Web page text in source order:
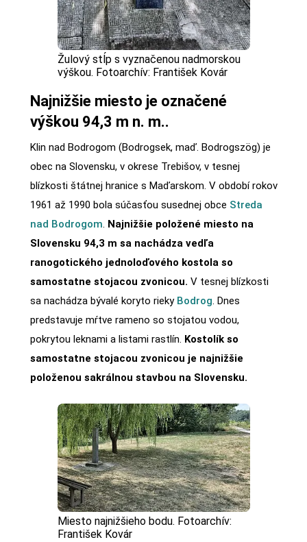
Žulový stĺp s vyznačenou nadmorskou
výškou. Fotoarchív: František Kovár
Najnižšie miesto je označené
výškou 94,3 m n. m..
Klin nad Bodrogom (Bodrogsek, maď. Bodrogszög) je
obec na Slovensku, v okrese Trebišov, v tesnej
blízkosti štátnej hranice s Maďarskom. V období rokov
1961 až 1990 bola súčasťou susednej obce Streda
nad Bodrogom. Najnižšie položené miesto na
Slovensku 94,3 m sa nachádza vedľa
ranogotického jednoloďového kostola so
samostatne stojacou zvonicou. V tesnej blízkosti
sa nachádza bývalé koryto rieky Bodrog. Dnes
predstavuje mŕtve rameno so stojatou vodou,
pokrytou leknami a listami rastlín. Kostolík so
samostatne stojacou zvonicou je najnižšie
položenou sakrálnou stavbou na Slovensku.
Miesto najnižšieho bodu. Fotoarchív:
František Kovár